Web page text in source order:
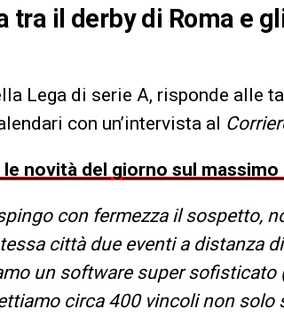
tra il derby di Roma e
Lega di serie A, risponde alle
con un’intervista al
novità del giorno sul
con fermezza il sospetto,
città due eventi a distanza
un software super sofisticato
circa 400 vincoli non solo